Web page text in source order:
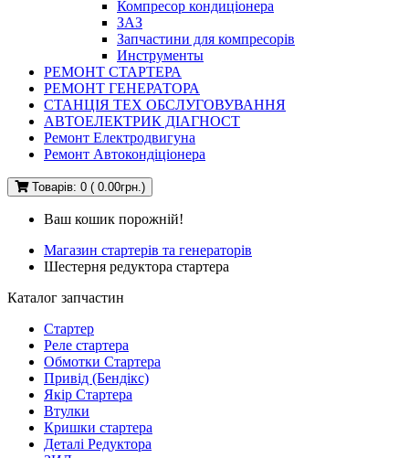
Компресор кондиціонера
ЗАЗ
Запчастини для компресорів
Инструменты
РЕМОНТ СТАРТЕРА
РЕМОНТ ГЕНЕРАТОРА
СТАНЦІЯ ТЕХ ОБСЛУГОВУВАННЯ
АВТОЕЛЕКТРИК ДІАГНОСТ
Ремонт Електродвигуна
Ремонт Автокондіціонера
Товарів: 0 ( 0.00грн.)
Ваш кошик порожній!
Магазин стартерів та генераторів
Шестерня редуктора стартера
Каталог запчастин
Стартер
Реле стартера
Обмотки Стартера
Привід (Бендікс)
Якір Стартера
Втулки
Кришки стартера
Деталі Редуктора